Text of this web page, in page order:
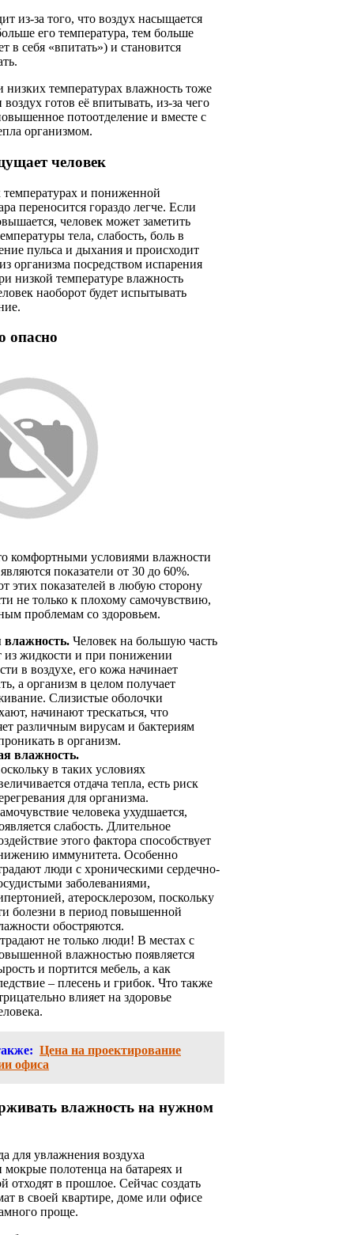
из-за того, что воздух насыщается
его температура, тем больше
в себя «впитать») и становится
температурах влажность тоже
готов её впитывать, из-за чего
потоотделение и вместе с
организмом.
человек
и пониженной
переносится гораздо легче. Если
человек может заметить
тела, слабость, боль в
пульса и дыхания и происходит
организма посредством испарения
низкой температуре влажность
наоборот будет испытывать
опасно
комфортными условиями влажности
показатели от 30 до 60%.
этих показателей в любую сторону
не только к плохому самочувствию,
проблемам со здоровьем.
влажность. Человек на большую часть
из жидкости и при понижении
в воздухе, его кожа начинает
а организм в целом получает
Слизистые оболочки
начинают трескаться, что
различным вирусам и бактериям
в организм.
влажность.
в таких условиях
отдача тепла, есть риск
для организма.
человека ухудшается,
слабость. Длительное
этого фактора способствует
иммунитета. Особенно
люди с хроническими сердечно-
заболеваниями,
атеросклерозом, поскольку
болезни в период повышенной
обостряются.
не только люди! В местах с
влажностью появляется
и портится мебель, а как
– плесень и грибок. Что также
влияет на здоровье
Цена на проектирование
офиса
влажность на нужном
для увлажнения воздуха
мокрые полотенца на батареях и
отходят в прошлое. Сейчас создать
в своей квартире, доме или офисе
проще.